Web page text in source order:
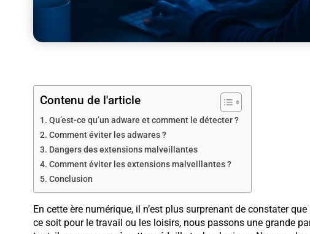
Contenu de l'article
Qu’est-ce qu’un adware et comment le détecter ?
Comment éviter les adwares ?
Dangers des extensions malveillantes
Comment éviter les extensions malveillantes ?
Conclusion
En cette ère numérique, il n’est plus surprenant de constater
ce soit pour le travail ou les loisirs, nous passons une grande